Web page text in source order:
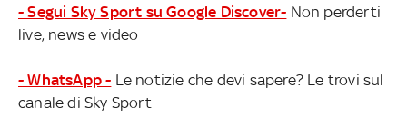
- Segui Sky Sport su Google Discover- Non perderti
live, news e video
- WhatsApp - Le notizie che devi sapere? Le trovi sul
canale di Sky Sport